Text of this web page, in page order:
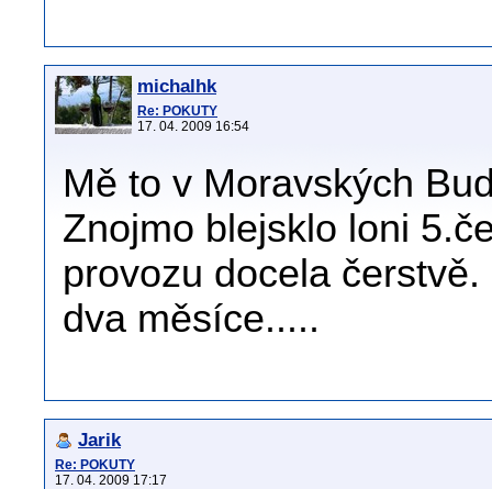
michalhk
Re: POKUTY
17. 04. 2009 16:54
Mě to v Moravských
Znojmo blejsklo loni
provozu docela
dva měsíce.....
Jarik
Re: POKUTY
17. 04. 2009 17:17